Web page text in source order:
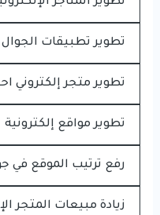
تطوير تطبيقات الجوال
تطوير متجر إلكتروني
تطوير مواقع إلكترونية
رفع ترتيب الموقع في
زيادة مبيعات المتجر